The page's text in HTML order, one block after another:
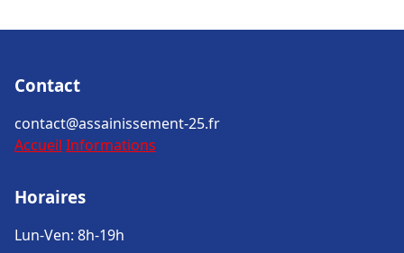
Contact
contact@assainissement-25.fr
Accueil Informations
Horaires
Lun-Ven: 8h-19h